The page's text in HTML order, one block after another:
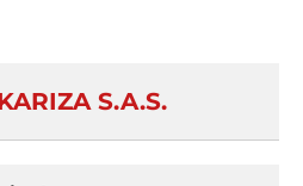
S.A.S.